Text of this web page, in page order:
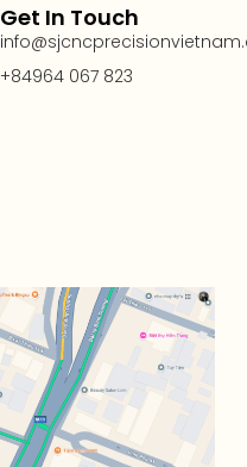
Get In Touch
+84964 067 823